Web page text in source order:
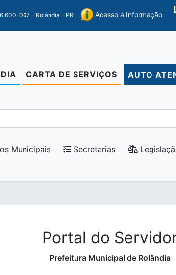
067 - Rolândia - PR Acesso à Informação
CARTA DE SERVIÇOS AUTO
Municipais Secretarias
Portal do
Prefeitura Municipal de Rolândia